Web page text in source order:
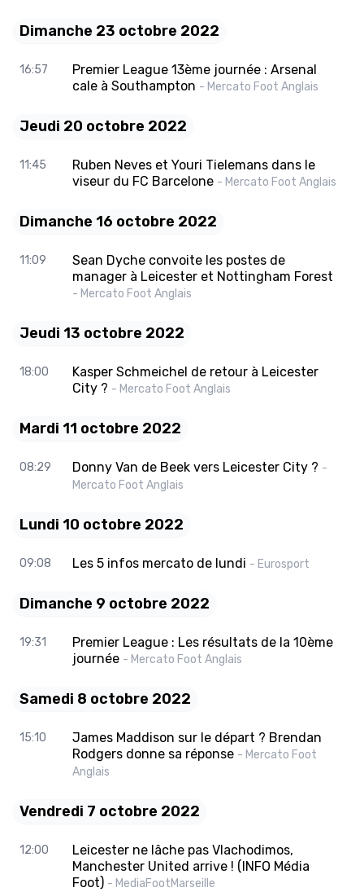
Dimanche 23 octobre 2022
16:57
Premier League 13ème journée : Arsenal
cale à Southampton - Mercato Foot Anglais
Jeudi 20 octobre 2022
11:45
Ruben Neves et Youri Tielemans dans le
viseur du FC Barcelone - Mercato Foot Anglais
Dimanche 16 octobre 2022
11:09
Sean Dyche convoite les postes de
manager à Leicester et Nottingham Forest
- Mercato Foot Anglais
Jeudi 13 octobre 2022
18:00
Kasper Schmeichel de retour à Leicester
City ? - Mercato Foot Anglais
Mardi 11 octobre 2022
08:29 Donny Van de Beek vers Leicester City ? -
Mercato Foot Anglais
Lundi 10 octobre 2022
09:08 Les 5 infos mercato de lundi - Eurosport
Dimanche 9 octobre 2022
19:31
Premier League : Les résultats de la 10ème
journée - Mercato Foot Anglais
Samedi 8 octobre 2022
15:10
James Maddison sur le départ ? Brendan
Rodgers donne sa réponse - Mercato Foot
Anglais
Vendredi 7 octobre 2022
12:00
Leicester ne lâche pas Vlachodimos,
Manchester United arrive ! (INFO Média
Foot) - MediaFootMarseille